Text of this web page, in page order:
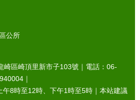
公所
崎區崎頂里新市子103號｜電話：06-
｜
午8時至12時、下午1時至5時｜本站建議